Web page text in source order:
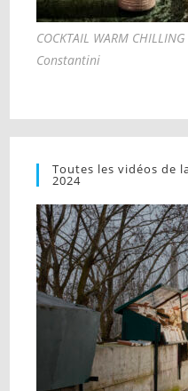
COCKTAIL WARM
Constantini
Toutes les vidéos de
2024